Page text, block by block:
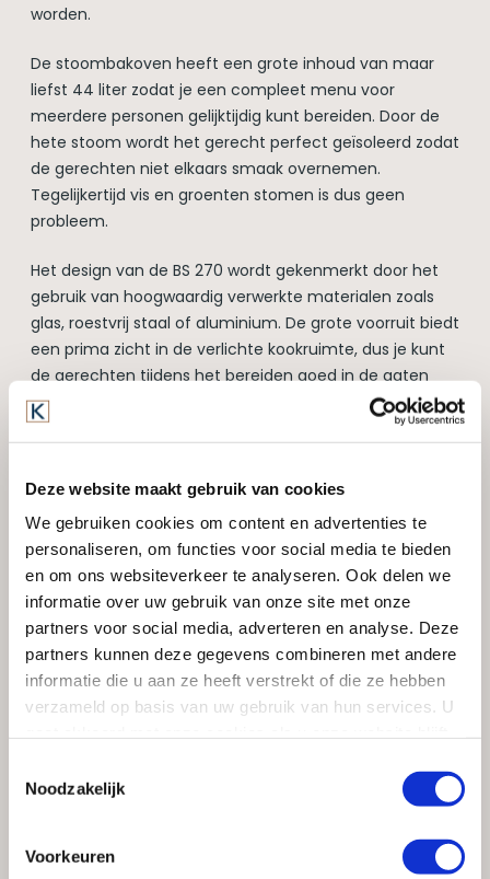
Deze website maakt gebruik van cookies
We gebruiken cookies om content en advertenties te
personaliseren, om functies voor social media te bieden
en om ons websiteverkeer te analyseren. Ook delen we
informatie over uw gebruik van onze site met onze
partners voor social media, adverteren en analyse. Deze
partners kunnen deze gegevens combineren met andere
informatie die u aan ze heeft verstrekt of die ze hebben
verzameld op basis van uw gebruik van hun services. U
Noodzakelijk
Voorkeuren
worden.
De stoombakoven heeft een grote inhoud van maar
liefst 44 liter zodat je een compleet menu voor
meerdere personen gelijktijdig kunt bereiden. Door de
hete stoom wordt het gerecht perfect geïsoleerd zodat
de gerechten niet elkaars smaak overnemen.
Tegelijkertijd vis en groenten stomen is dus geen
probleem.
Het design van de BS 270 wordt gekenmerkt door het
gebruik van hoogwaardig verwerkte materialen zoals
glas, roestvrij staal of aluminium. De grote voorruit biedt
een prima zicht in de verlichte kookruimte, dus je kunt
de gerechten tijdens het bereiden goed in de gaten
houden. Doordat de binnenruimte bekleedt is met glad,
roestvrij staal en glaskeramiek is deze eenvoudig te
eenvoudig te bedienen.
Wilt u informatie of een misschien een persoonlijke
afspraak? Vul geheel vrijblijvend onscontactformulierin
en wij nemen zo spoedig mogelijk contact met u op!
LEES OOK